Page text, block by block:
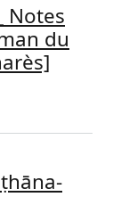
Notes
du